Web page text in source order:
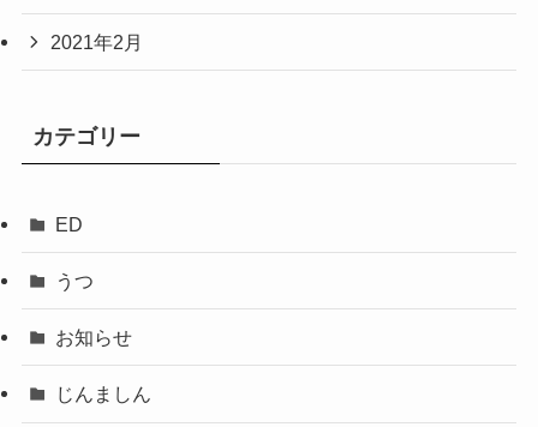
2021年2月
カテゴリー
ED
うつ
お知らせ
じんましん